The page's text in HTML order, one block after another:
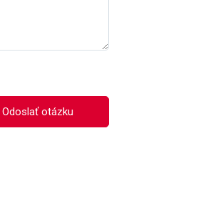
Odoslať otázku